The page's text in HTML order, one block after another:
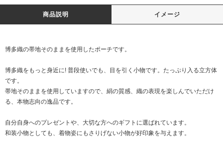
商品説明 イメージ
博多織の帯地そのままを使用したポーチです。
博多織をもっと身近に! 普段使いでも、目を引く小物です。たっぷり入る立方体
です。
帯地そのままを使用していますので、絹の質感、織の表現を楽しんでいただけ
る、本物志向の逸品です。
自分自身へのプレゼントや、大切な方へのギフトに選ばれています。
和装小物としても、着物姿にもさりげない小物が好印象を与えます。